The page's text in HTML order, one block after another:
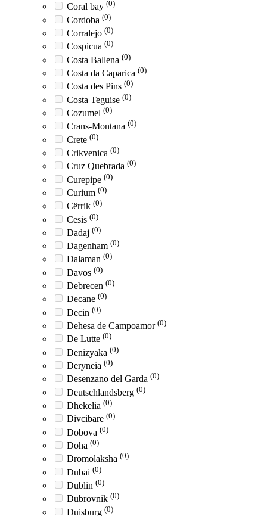
Coral bay (0)
Cordoba (0)
Corralejo (0)
Cospicua (0)
Costa Ballena (0)
Costa da Caparica (0)
Costa des Pins (0)
Costa Teguise (0)
Cozumel (0)
Crans-Montana (0)
Crete (0)
Crikvenica (0)
Cruz Quebrada (0)
Curepipe (0)
Curium (0)
Cërrik (0)
Cēsis (0)
Dadaj (0)
Dagenham (0)
Dalaman (0)
Davos (0)
Debrecen (0)
Decane (0)
Decin (0)
Dehesa de Campoamor (0)
De Lutte (0)
Denizyaka (0)
Deryneia (0)
Desenzano del Garda (0)
Deutschlandsberg (0)
Dhekelia (0)
Divcibare (0)
Dobova (0)
Doha (0)
Dromolaksha (0)
Dubai (0)
Dublin (0)
Dubrovnik (0)
Duisburg (0)